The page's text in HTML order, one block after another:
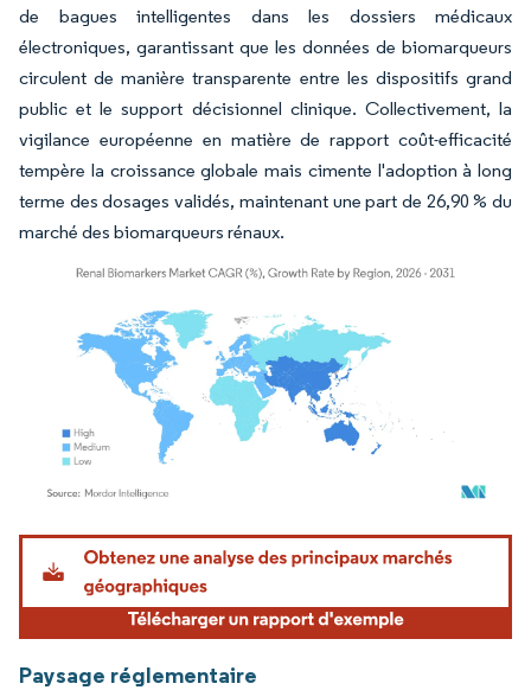
de bagues intelligentes dans les dossiers médicaux
électroniques, garantissant que les données de biomarqueurs
circulent de manière transparente entre les dispositifs grand
public et le support décisionnel clinique. Collectivement, la
vigilance européenne en matière de rapport coût-efficacité
tempère la croissance globale mais cimente l'adoption à long
terme des dosages validés, maintenant une part de 26,90 % du
marché des biomarqueurs rénaux.
Image © Mordor Intelligence. La réutilisation nécessite une attribution sous CC BY
Paysage réglementaire